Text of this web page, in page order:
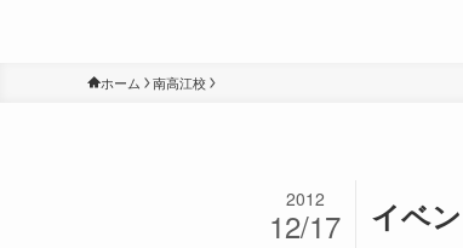
ホーム 南高江校
イベ
2012
12/17